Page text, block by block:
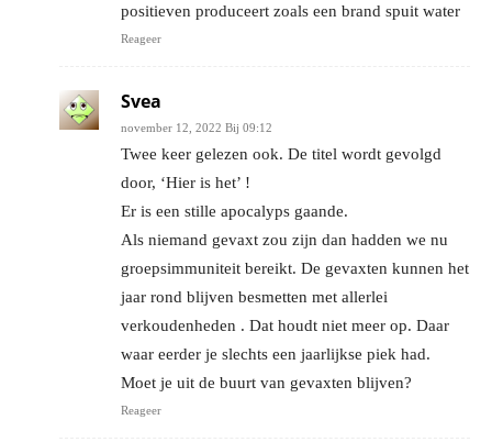
positieven produceert zoals een brand spuit water
Reageer
Svea
november 12, 2022 Bij 09:12
Twee keer gelezen ook. De titel wordt gevolgd
door, ‘Hier is het’ !
Er is een stille apocalyps gaande.
Als niemand gevaxt zou zijn dan hadden we nu
groepsimmuniteit bereikt. De gevaxten kunnen het
jaar rond blijven besmetten met allerlei
verkoudenheden . Dat houdt niet meer op. Daar
waar eerder je slechts een jaarlijkse piek had.
Moet je uit de buurt van gevaxten blijven?
Reageer